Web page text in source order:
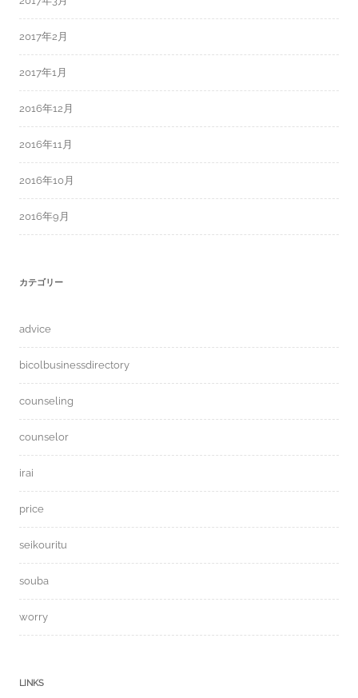
2017年2月
2017年1月
2016年12月
2016年11月
2016年10月
2016年9月
カテゴリー
advice
bicolbusinessdirectory
counseling
counselor
irai
price
seikouritu
souba
worry
LINKS